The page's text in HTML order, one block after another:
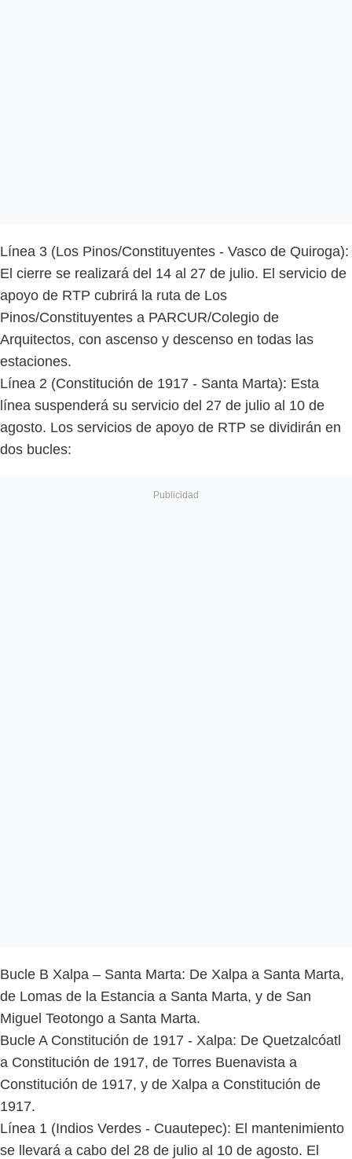
Línea 3 (Los Pinos/Constituyentes - Vasco de Quiroga):
El cierre se realizará del 14 al 27 de julio. El servicio de
apoyo de RTP cubrirá la ruta de Los
Pinos/Constituyentes a PARCUR/Colegio de
Arquitectos, con ascenso y descenso en todas las
estaciones.
Línea 2 (Constitución de 1917 - Santa Marta): Esta
línea suspenderá su servicio del 27 de julio al 10 de
agosto. Los servicios de apoyo de RTP se dividirán en
dos bucles:
Bucle B Xalpa – Santa Marta: De Xalpa a Santa Marta,
de Lomas de la Estancia a Santa Marta, y de San
Miguel Teotongo a Santa Marta.
Bucle A Constitución de 1917 - Xalpa: De Quetzalcóatl
a Constitución de 1917, de Torres Buenavista a
Constitución de 1917, y de Xalpa a Constitución de
1917.
Línea 1 (Indios Verdes - Cuautepec): El mantenimiento
se llevará a cabo del 28 de julio al 10 de agosto. El